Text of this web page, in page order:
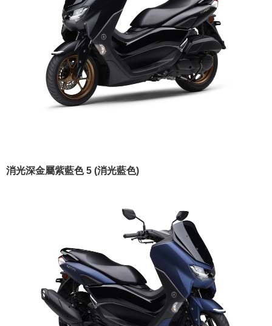
消光深金屬紫藍色 5 (消光藍色)